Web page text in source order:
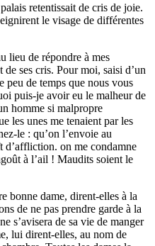
retentissait de cris de joie.
le visage de différentes
lieu de répondre à mes
ses cris. Pour moi, saisi d’un
peu de temps que nous vous
puis-je avoir eu le malheur de
homme si malpropre
les unes me tenaient par les
le : qu’on l’envoie au
d’affliction. on me condamne
à l’ail ! Maudits soient le
bonne dame, dirent-elles à la
de ne pas prendre garde à la
s’avisera de sa vie de manger
lui dirent-elles, au nom de